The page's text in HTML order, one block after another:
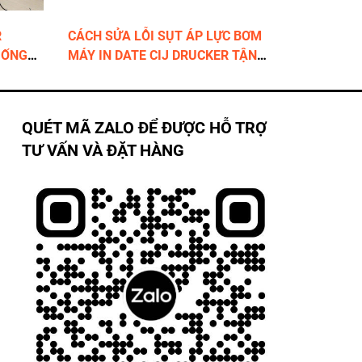
CÁCH SỬA LỖI SỤT ÁP LỰC BƠM
MÁY IN DATE CIJ DRUCKER TẬN
QUÉT MÃ ZALO ĐỂ ĐƯỢC HỖ TRỢ
TƯ VẤN VÀ ĐẶT HÀNG